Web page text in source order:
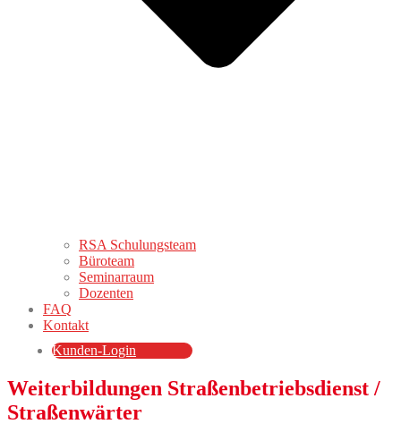
RSA Schulungsteam
Büroteam
Seminarraum
Dozenten
FAQ
Kontakt
Kunden-Login
Weiterbildungen Straßenbetriebsdienst /
Straßenwärter